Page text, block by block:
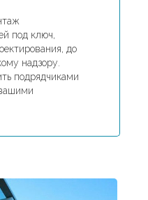
под ключ,
до
надзору.
подрядчиками